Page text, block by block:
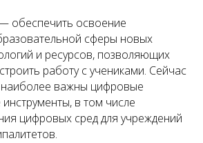
обеспечить освоение
сферы новых
и ресурсов, позволяющих
работу с учениками. Сейчас
наиболее важны цифровые
в том числе
цифровых сред для учреждений